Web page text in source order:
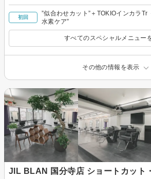
初回
”似合わせカット”＋TOKIOインカラTr
水素ケア”
すべてのスペシャルメニュー
その他の情報を表示
JIL BLAN 国分寺店 ショートカット